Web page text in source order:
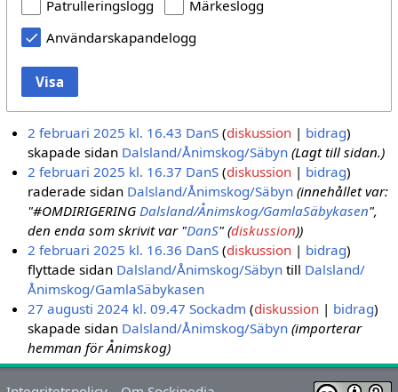
Patrulleringslogg
Märkeslogg
Användarskapandelogg
Visa
2 februari 2025 kl. 16.43 DanS diskussion
bidrag
skapade sidan Dalsland/Ånimskog/Säbyn (Lagt till sidan.)
2 februari 2025 kl. 16.37 DanS diskussion
bidrag
raderade sidan Dalsland/Ånimskog/Säbyn (innehållet var:
"#OMDIRIGERINGDalsland/Ånimskog/GamlaSäbykasen",
den enda som skrivit var "DanS" (diskussion))
2 februari 2025 kl. 16.36 DanS diskussion
bidrag
flyttade sidan Dalsland/Ånimskog/Säbyn till Dalsland/
Ånimskog/GamlaSäbykasen
27 augusti 2024 kl. 09.47 Sockadm diskussion
bidrag
skapade sidan Dalsland/Ånimskog/Säbyn (importerar
hemman för Ånimskog)